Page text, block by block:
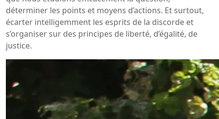
déterminer les points et moyens d’actions. Et surtout,
écarter intelligemment les esprits de la discorde et
s’organiser sur des principes de liberté, d’égalité, de
justice.